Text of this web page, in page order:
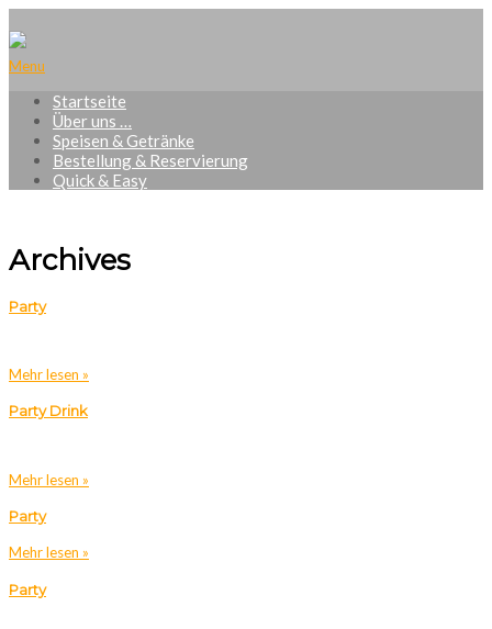
Menu
Startseite
Über uns …
Speisen & Getränke
Bestellung & Reservierung
Quick & Easy
Archives
Party
Mehr lesen »
Party Drink
Mehr lesen »
Party
Mehr lesen »
Party